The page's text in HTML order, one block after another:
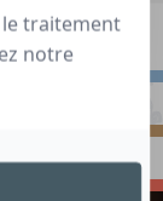
le traitement
notre